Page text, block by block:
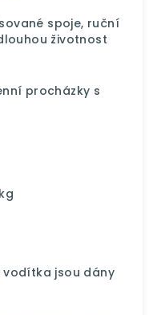
spoje, ruční
životnost
procházky s
vodítka jsou dány